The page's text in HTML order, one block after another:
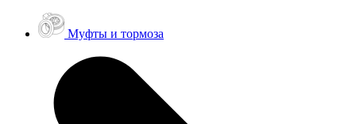
Муфты и тормоза